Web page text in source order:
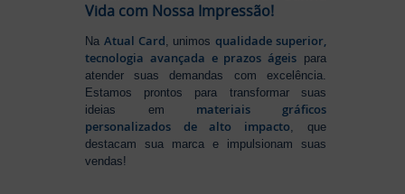
Vida com Nossa Impressão!
Na Atual Card, unimos qualidade superior,
tecnologia avançada e prazos ágeispara
atender suas demandas com excelência.
Estamos prontos para transformar suas
ideias em materiais gráficos
personalizados de alto impacto, que
destacam sua marca e impulsionam suas
vendas!